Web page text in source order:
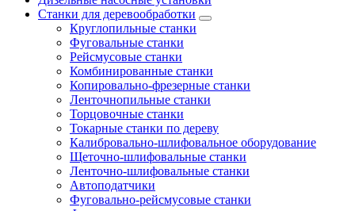
Станки для деревообработки
Круглопильные станки
Фуговальные станки
Рейсмусовые станки
Комбинированные станки
Копировально-фрезерные станки
Ленточнопильные станки
Торцовочные станки
Токарные станки по дереву
Калибровально-шлифовальное оборудование
Щеточно-шлифовальные станки
Ленточно-шлифовальные станки
Автоподатчики
Фуговально-рейсмусовые станки